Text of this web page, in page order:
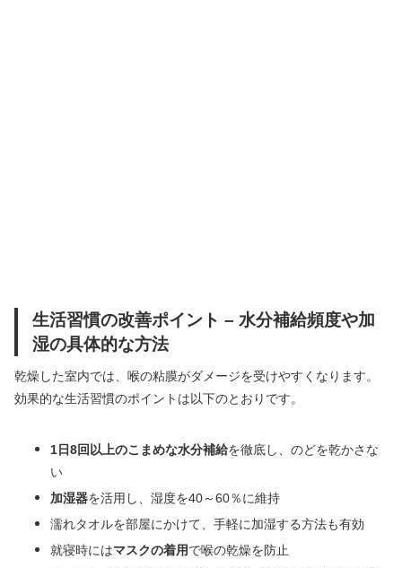
生活習慣の改善ポイント – 水分補給頻度や加
湿の具体的な方法
乾燥した室内では、喉の粘膜がダメージを受けやすくなります。
効果的な生活習慣のポイントは以下のとおりです。
1日8回以上のこまめな水分補給を徹底し、のどを乾かさな
い
加湿器を活用し、湿度を40～60％に維持
濡れタオルを部屋にかけて、手軽に加湿する方法も有効
就寝時にはマスクの着用で喉の乾燥を防止